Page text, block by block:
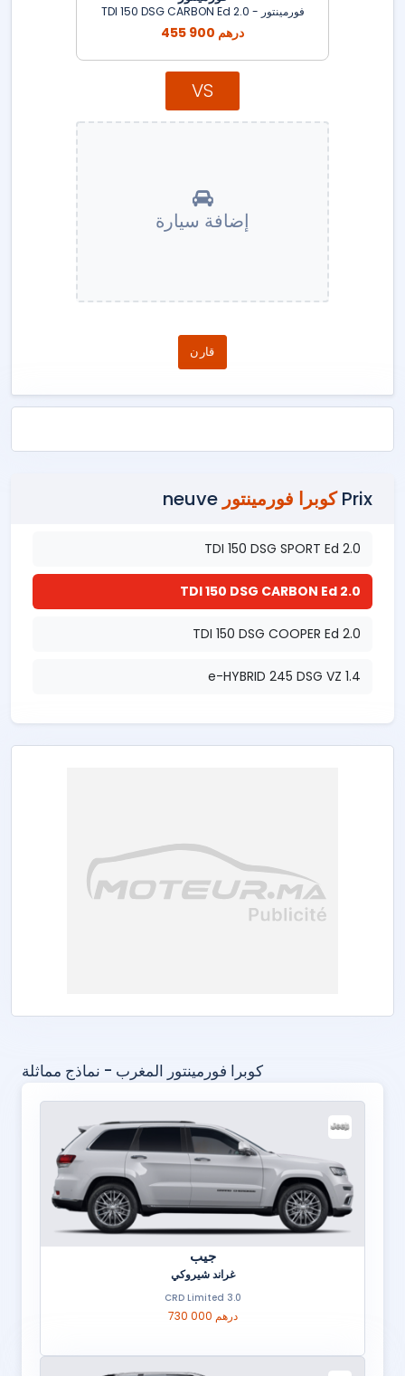
فورمينتور - 2.0 TDI 150 DSG CARBON Ed
455 900 درهم
VS
إضافة سيارة
قارن
Prix كوبرا فورمينتور
2.0 TDI 150 DSG SPORT Ed
2.0 TDI 150 DSG CARBON Ed
2.0 TDI 150 DSG COOPER Ed
1.4 e-HYBRID 245 DSG VZ
كوبرا فورمينتور المغرب - نماذج مماثلة
جيب
غراند شيروكي
3.0 CRD Limited
730 000 درهم